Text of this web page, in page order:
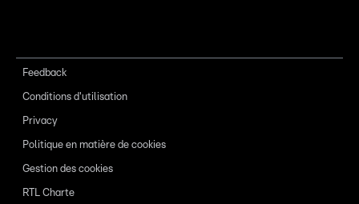
Feedback
Conditions d'utilisation
Privacy
Politique en matière de cookies
Gestion des cookies
RTL Charte